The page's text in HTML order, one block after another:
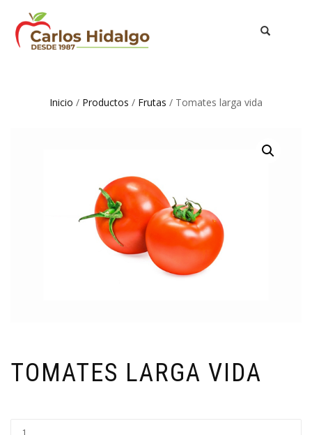
Inicio / Productos / Frutas / Tomates larga vida
TOMATES LARGA VIDA